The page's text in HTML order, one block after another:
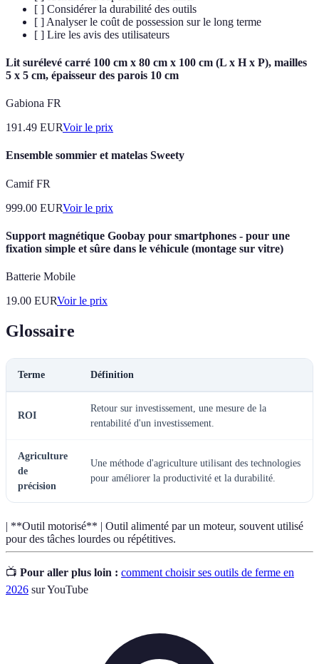
[ ] Considérer la durabilité des outils
[ ] Analyser le coût de possession sur le long terme
[ ] Lire les avis des utilisateurs
Lit surélevé carré 100 cm x 80 cm x 100 cm (L x H x P), mailles
5 x 5 cm, épaisseur des parois 10 cm
Gabiona FR
191.49 EURVoir le prix
Ensemble sommier et matelas Sweety
Camif FR
999.00 EURVoir le prix
Support magnétique Goobay pour smartphones - pour une
fixation simple et sûre dans le véhicule (montage sur vitre)
Batterie Mobile
19.00 EURVoir le prix
Glossaire
Terme Définition
ROI
Retour sur investissement, une mesure de la
rentabilité d'un investissement.
Agriculture
de
précision
Une méthode d'agriculture utilisant des technologies
pour améliorer la productivité et la durabilité.
| **Outil motorisé** | Outil alimenté par un moteur, souvent utilisé
pour des tâches lourdes ou répétitives.
📺 Pour aller plus loin : comment choisir ses outils de ferme en
2026 sur YouTube